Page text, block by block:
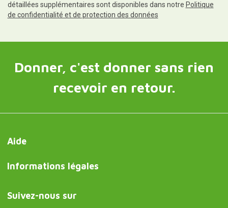
détaillées supplémentaires sont disponibles dans notre Politique
de confidentialité et de protection des données
Donner, c'est donner sans rien
recevoir en retour.
Aide
Informations légales
Suivez-nous sur